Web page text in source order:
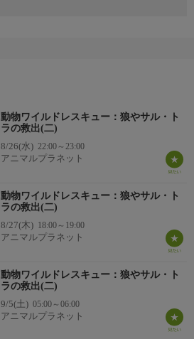
動物ワイルドレスキュー：狼やサル・ト
ラの救出(二)
8/26(水) 22:00～23:00
アニマルプラネット
動物ワイルドレスキュー：狼やサル・ト
ラの救出(二)
8/27(木) 18:00～19:00
アニマルプラネット
動物ワイルドレスキュー：狼やサル・ト
ラの救出(二)
9/5(土) 05:00～06:00
アニマルプラネット